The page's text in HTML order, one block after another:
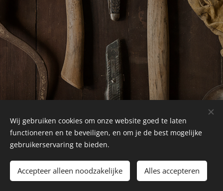
Tel.: +31(0)6-15210788
KvK nr 71348107 - BTW nr NL001456427B34
Cookies
Wij gebruiken cookies om onze website goed te laten
functioneren en te beveiligen, en om je de best mogelijke
gebruikerservaring te bieden.
Accepteer alleen noodzakelijke Alles accepteren